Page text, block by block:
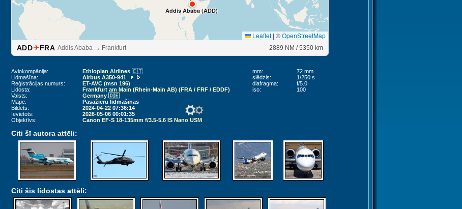
Addis Ababa (ADD)
Leaflet | ©OpenStreetMap
ADD✈FRA Addis Ababa → Frankfurt 2889 NM / 5350 km
Aviokompānija: Ethiopian Airlines 🇪🇹
Lidmašīna:
Airbus A350-941
Reģistrācijas numurs:
ET-AVC(msn 196)
Lidosta:
Frankfurt am Main (Rhein-Main AB) (FRA / FRF / EDDF)
Valsts:
Germany 🇩🇪
Mape:
Pasažieru lidmašīnas
Bildēts:
2024-04-2207:36:14
Ievietots:
2026-05-0600:01:35
Objektīvs:
Canon EF-S 18-135mm f/3.5-5.6 IS Nano USM
mm:
72 mm
slēdzis:
1/250 s
diafragma:
f/5.0
iso:
100
Citi šī autora attēli:
Citi šīs lidostas attēli: